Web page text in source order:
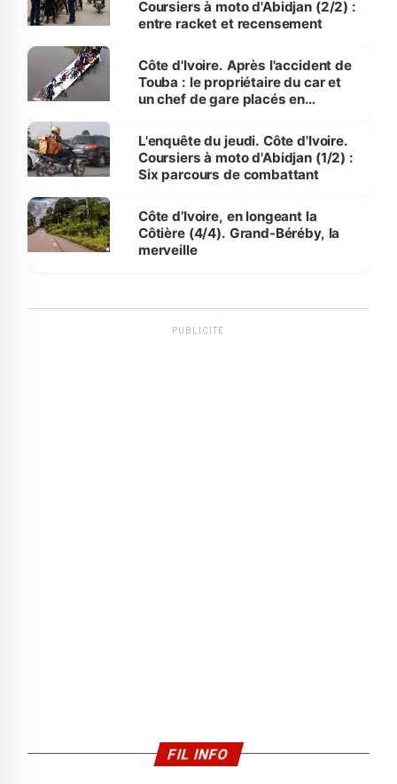
Coursiers à moto d'Abidjan (2/2) :
entre racket et recensement
Côte d'Ivoire. Après l'accident de
Touba : le propriétaire du car et
un chef de gare placés en
L'enquête du jeudi. Côte d'Ivoire.
Coursiers à moto d'Abidjan (1/2) :
Six parcours de combattant
Côte d’Ivoire, en longeant la
Côtière (4/4). Grand-Béréby, la
merveille
PUBLICITÉ
FIL INFO